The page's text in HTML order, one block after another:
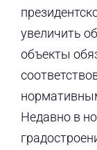
увеличить
объекты
Недавно в